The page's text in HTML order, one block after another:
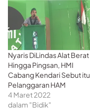
Nyaris DiLindas Alat Berat
Hingga Pingsan, HMI
Cabang Kendari Sebut itu
Pelanggaran HAM
4 Maret 2022
dalam "Bidik"